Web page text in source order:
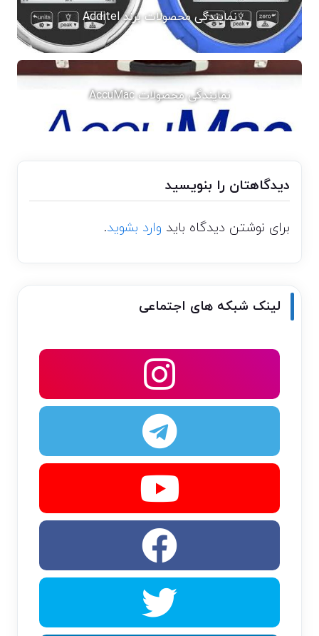
نمایندگی محصولات برند Additel
نمایندگی محصولات AccuMac
دیدگاهتان را بنویسید
برای نوشتن دیدگاه باید وارد بشوید.
لینک شبکه های اجتماعی